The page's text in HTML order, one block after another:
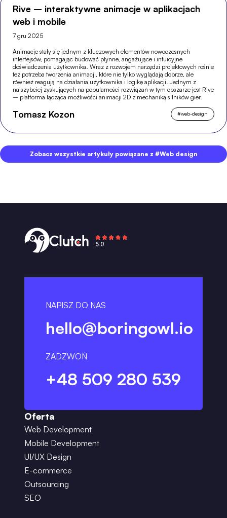
Rive – interaktywne animacje w aplikacjach
web i mobile
7 gru 2025
Animacje stały się jednym z kluczowych elementów nowoczesnych
interfejsów, pomagając budować płynne, angażujące i intuicyjne
doświadczenia użytkownika. Wraz z rozwojem narzędzi projektowych rośnie
też potrzeba tworzenia animacji, które nie tylko wyglądają dobrze, ale
również reagują na działania użytkownika i logikę aplikacji. Jednym z
najszybciej zyskujących na popularności rozwiązań w tym obszarze jest Rive
– platforma łącząca możliwości animacji 2D z mechaniką silników gier.
Tomasz Kozon #web-design
Zobacz wszystkie artykuły powiązane z #Web design
NAPISZ DO NAS
hello@boringowl.io
ZADZWOŃ
+48 509 280 539
Oferta
Web Development
Mobile Development
UI/UX Design
E-commerce
Outsourcing
SEO